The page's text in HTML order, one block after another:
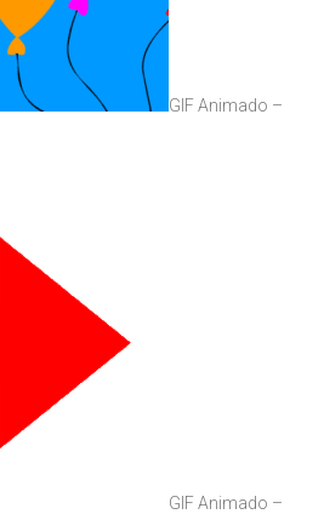
GIF Animado –
GIF Animado –